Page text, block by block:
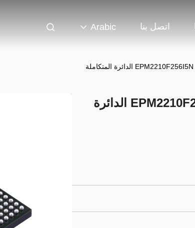
اتصل بنا Arabic
EPM2210F256I5N الأصلي EPM2210F256I5N IC الدائرة